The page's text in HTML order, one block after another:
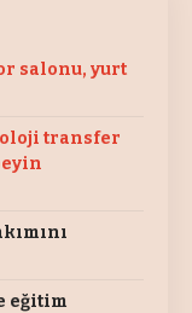
salonu, yurt
transfer
eğitim